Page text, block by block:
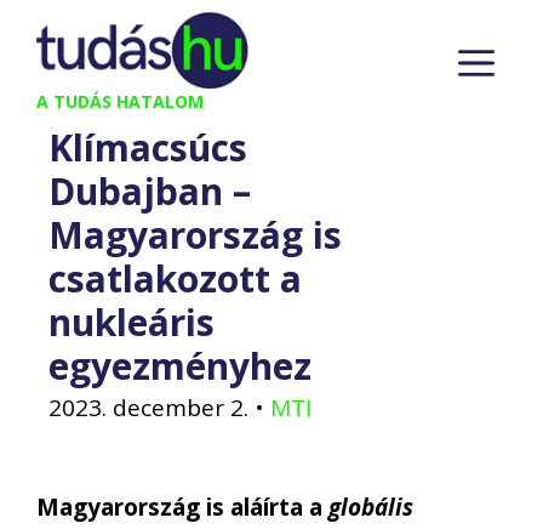
Kilépés
tartalomba
A TUDÁS HATALOM
Klímacsúcs
Dubajban –
Magyarország is
csatlakozott a
nukleáris
egyezményhez
2023. december 2. • MTI
Magyarország is aláírta a globális